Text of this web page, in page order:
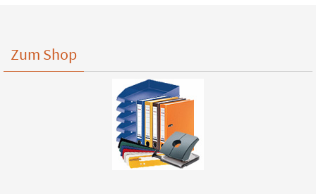
Zum Shop